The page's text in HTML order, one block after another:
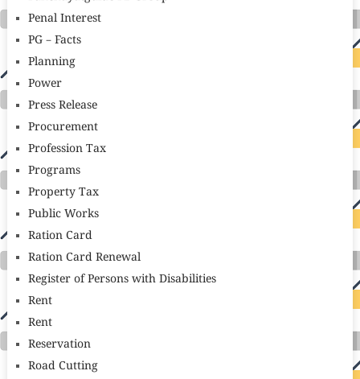
Penal Interest
PG – Facts
Planning
Power
Press Release
Procurement
Profession Tax
Programs
Property Tax
Public Works
Ration Card
Ration Card Renewal
Register of Persons with Disabilities
Rent
Rent
Reservation
Road Cutting